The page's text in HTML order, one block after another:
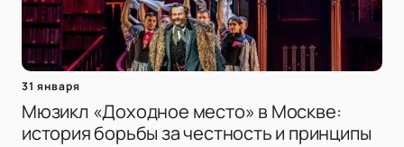
31 января
Мюзикл «Доходное место» в Москве:
история борьбы за честность и принципы